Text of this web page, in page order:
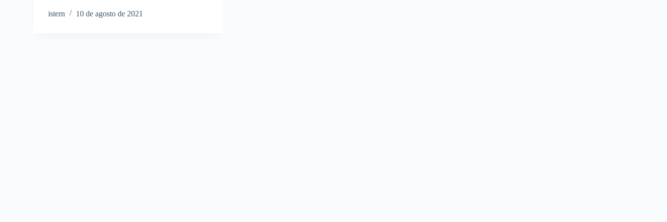
istern 10 de agosto de 2021